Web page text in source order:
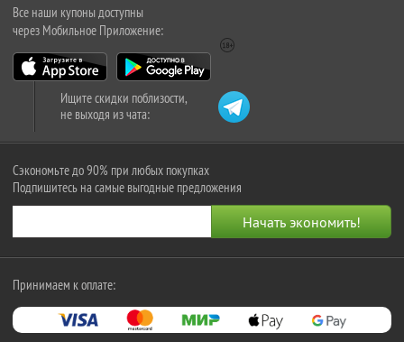
Все наши купоны доступны
через Мобильное Приложение:
Ищите скидки поблизости,
не выходя из чата:
Сэкономьте до 90% при любых покупках
Подпишитесь на самые выгодные предложения
Принимаем к оплате: